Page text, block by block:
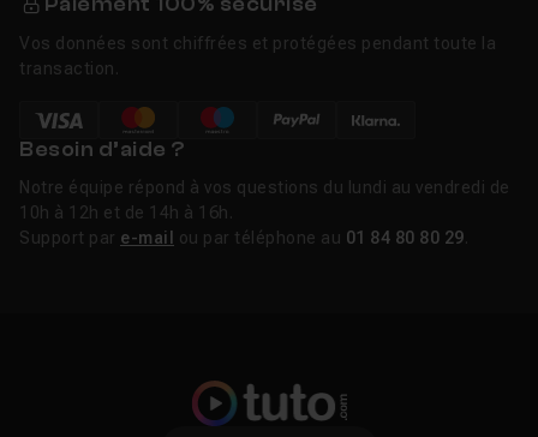
Vos données sont chiffrées et protégées pendant toute la
transaction.
Besoin d’aide ?
Notre équipe répond à vos questions du lundi au vendredi de
10h à 12h et de 14h à 16h.
Support par e-mail ou par téléphone au 01 84 80 80 29